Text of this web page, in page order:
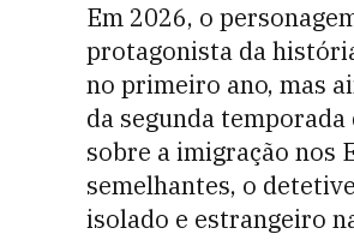
Em 2026, o
protagonista da
no primeiro ano, mas
da segunda
sobre a imigração nos
semelhantes, o
isolado e estrangeiro